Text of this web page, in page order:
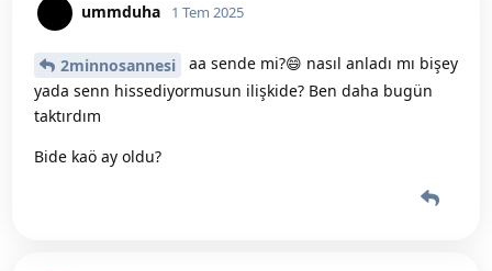
ummduha 1 Tem 2025
2minnosannesi
aa sende mi?😄 nasıl anladı mı bişey
yada senn hissediyormusun ilişkide? Ben daha bugün
taktırdım
Bide kaö ay oldu?